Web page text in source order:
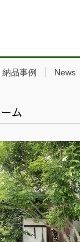
納品事例 News
ム